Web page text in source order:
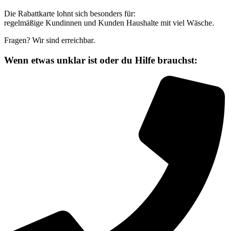
Die Rabattkarte lohnt sich besonders für:
regelmäßige Kundinnen und Kunden Haushalte mit viel Wäsche.
Fragen? Wir sind erreichbar.
Wenn etwas unklar ist oder du Hilfe brauchst: